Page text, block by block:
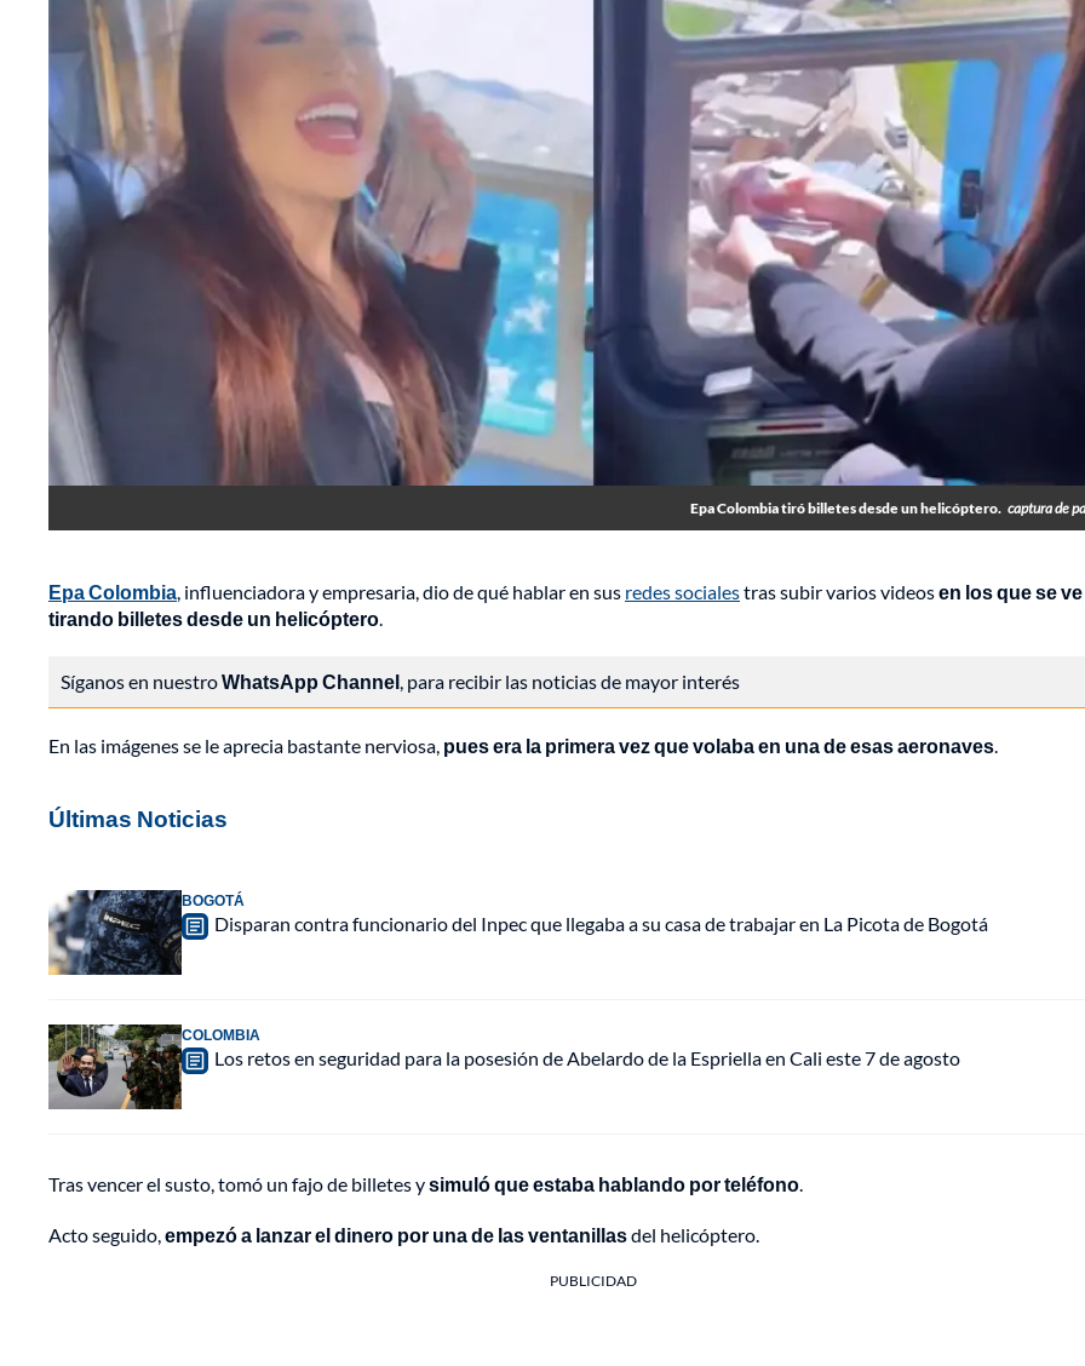
Epa Colombia tiró billetes desde un helicóptero. captura de
Epa Colombia, influenciadora y empresaria, dio de qué hablar en sus redes socialestras subir varios videosen los que se ve
tirando billetes desde un helicóptero.
Síganos en nuestroWhatsApp Channel, para recibir las noticias de mayor interés
En las imágenes se le aprecia bastante nerviosa, pues era la primera vez que volaba en una de esas aeronaves.
Últimas Noticias
BOGOTÁ
Disparan contra funcionario del Inpec que llegaba a su casa de trabajar en La Picota de Bogotá
COLOMBIA
Los retos en seguridad para la posesión de Abelardo de la Espriella en Cali este 7 de agosto
Tras vencer el susto, tomó un fajo de billetes ysimuló que estaba hablando por teléfono.
Acto seguido,empezó a lanzar el dinero por una de las ventanillasdel helicóptero.
PUBLICIDAD